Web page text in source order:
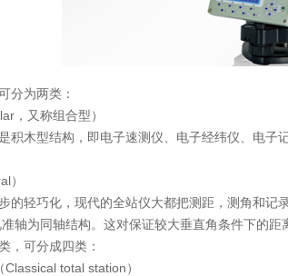
分为两类：
，又称组合型）
积木型结构，即电子速测仪、电子经纬仪、电
）
的轻巧化，现代的全站仪大都把测距，测角和
轴为同轴结构。这对保证较大垂直角条件下的距
，可分成四类：
Classical total station）